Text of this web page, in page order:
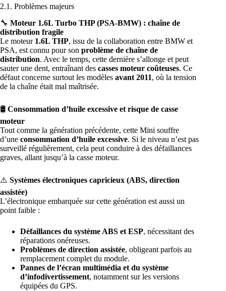
2.1. Problèmes majeurs
🔧 Moteur 1.6L Turbo THP (PSA-BMW) : chaîne de
distribution fragile
Le moteur 1.6L THP, issu de la collaboration entre BMW et
PSA, est connu pour son problème de chaîne de
distribution. Avec le temps, cette dernière s’allonge et peut
sauter une dent, entraînant des casses moteur coûteuses. Ce
défaut concerne surtout les modèles avant 2011, où la tension
de la chaîne était mal maîtrisée.
🛢 Consommation d’huile excessive et risque de casse
moteur
Tout comme la génération précédente, cette Mini souffre
d’une consommation d’huile excessive. Si le niveau n’est pas
surveillé régulièrement, cela peut conduire à des défaillances
graves, allant jusqu’à la casse moteur.
⚠️ Systèmes électroniques capricieux (ABS, direction
assistée)
L’électronique embarquée sur cette génération est aussi un
point faible :
Défaillances du système ABS et ESP, nécessitant des
réparations onéreuses.
Problèmes de direction assistée, obligeant parfois au
remplacement complet du module.
Pannes de l’écran multimédia et du système
d’infodivertissement, notamment sur les versions
équipées du GPS.